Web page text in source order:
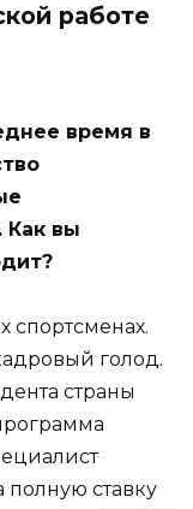
работе
время в
Как вы
спортсменах.
голод.
страны
полную ставку